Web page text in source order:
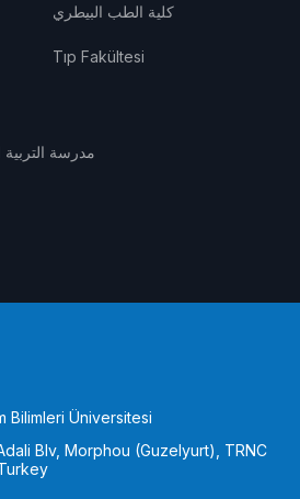
Bilimleri Üniversitesi
Blv, Morphou (Guzelyurt), TRNC
كلية الطب البيطري
Tıp Fakültesi
مدرسة التربية